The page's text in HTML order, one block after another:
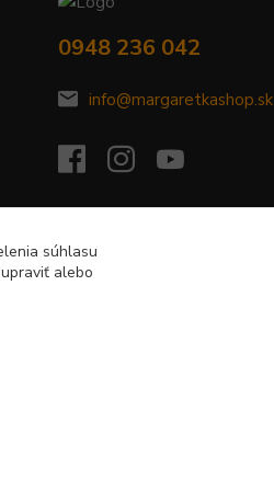
0948 236 042
info@margaretkashop.sk
súhlasu
alebo